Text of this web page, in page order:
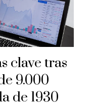
clave tras
9.000
de 1930